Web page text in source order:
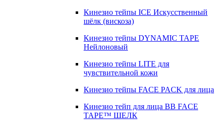
Кинезио тейпы ICE Искусственный
шёлк (вискоза)
Кинезио тейпы DYNAMIC TAPE
Нейлоновый
Кинезио тейпы LITE для
чувствительной кожи
Кинезио тейпы FACE PACK для лица
Кинезио тейп для лица BB FACE
TAPE™ ШЕЛК